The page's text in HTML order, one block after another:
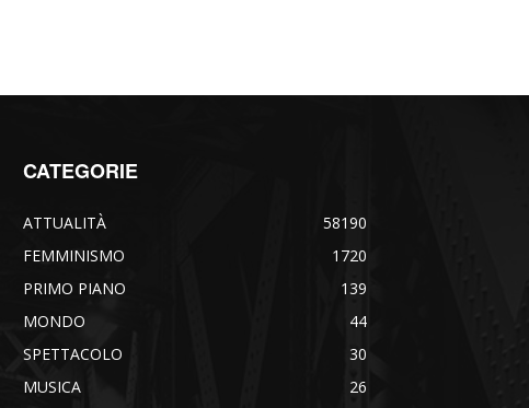
CATEGORIE
ATTUALITÀ
58190
FEMMINISMO
1720
PRIMO PIANO
139
MONDO
44
SPETTACOLO
30
MUSICA
26